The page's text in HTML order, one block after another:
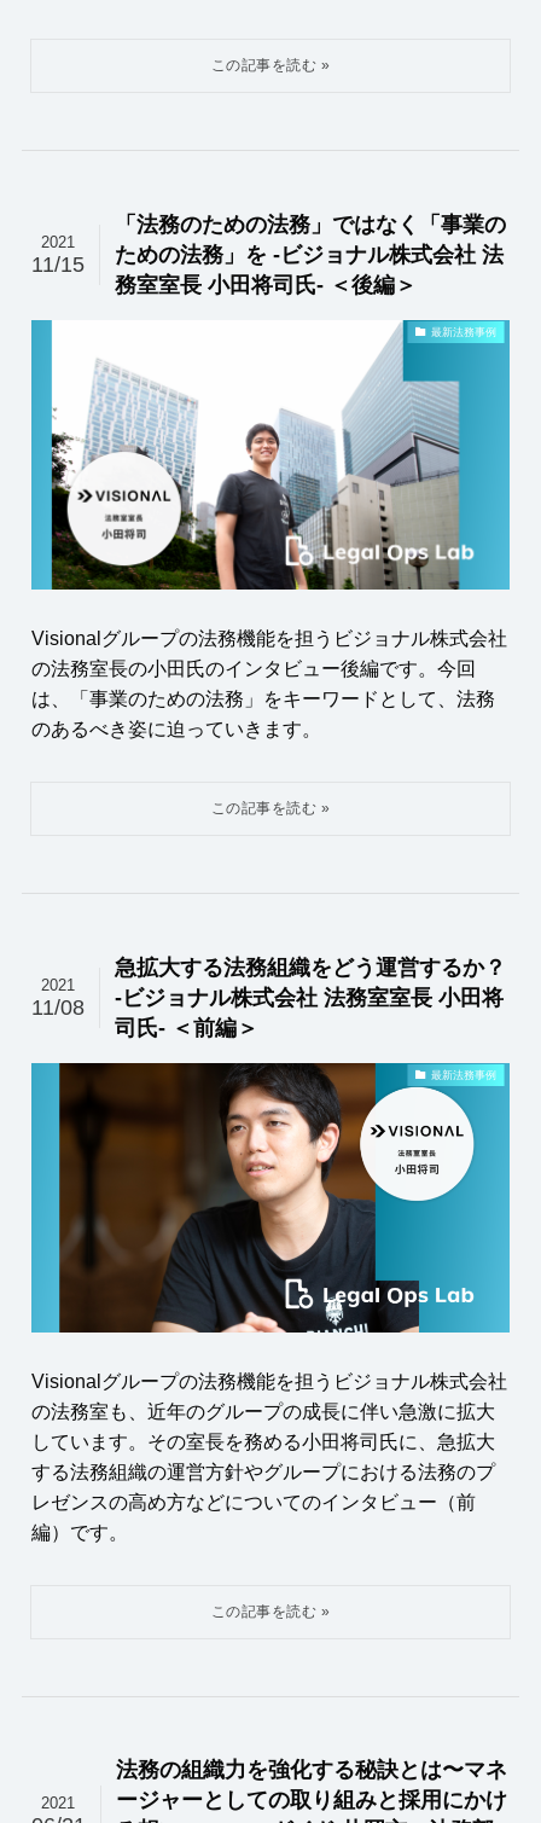
「法務のための法務」ではなく「事業の
ための法務」を -ビジョナル株式会社 法
務室室長 小田将司氏- ＜後編＞
2021
11/15
最新法務事例
Visionalグループの法務機能を担うビジョナル株式会社
の法務室長の小田氏のインタビュー後編です。今回
は、「事業のための法務」をキーワードとして、法務
のあるべき姿に迫っていきます。
急拡大する法務組織をどう運営するか？
-ビジョナル株式会社 法務室室長 小田将
司氏- ＜前編＞
2021
11/08
最新法務事例
Visionalグループの法務機能を担うビジョナル株式会社
の法務室も、近年のグループの成長に伴い急激に拡大
しています。その室長を務める小田将司氏に、急拡大
する法務組織の運営方針やグループにおける法務のプ
レゼンスの高め方などについてのインタビュー（前
編）です。
法務の組織力を強化する秘訣とは〜マネ
ージャーとしての取り組みと採用にかけ
2021